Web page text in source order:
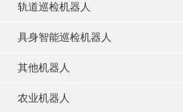
轨道巡检机器人
具身智能巡检机器人
其他机器人
农业机器人